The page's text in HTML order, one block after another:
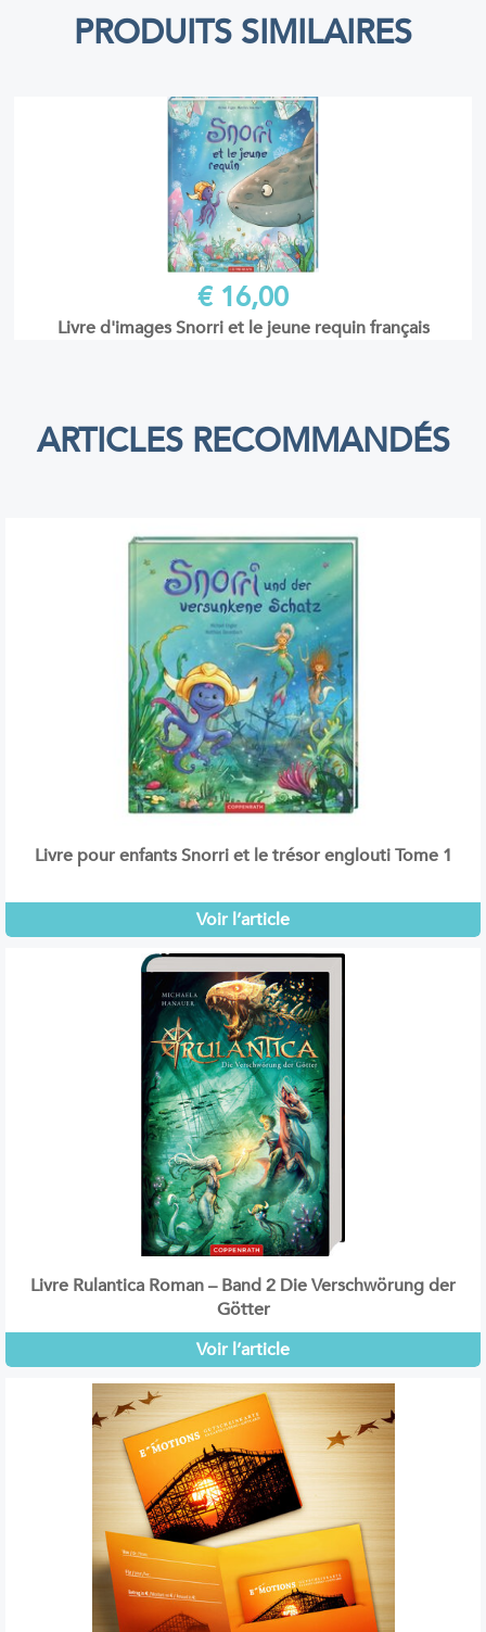
PRODUITS SIMILAIRES
€ 16,00
Livre d'images Snorri et le jeune requin français
ARTICLES RECOMMANDÉS
Livre pour enfants Snorri et le trésor englouti Tome 1
Voir l’article
Livre Rulantica Roman – Band 2 Die Verschwörung der
Götter
Voir l’article